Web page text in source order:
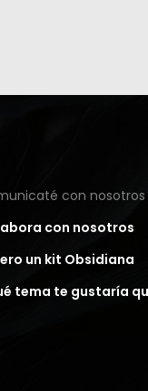
con nosotros
con nosotros
un kit Obsidiana
tema te gustaría